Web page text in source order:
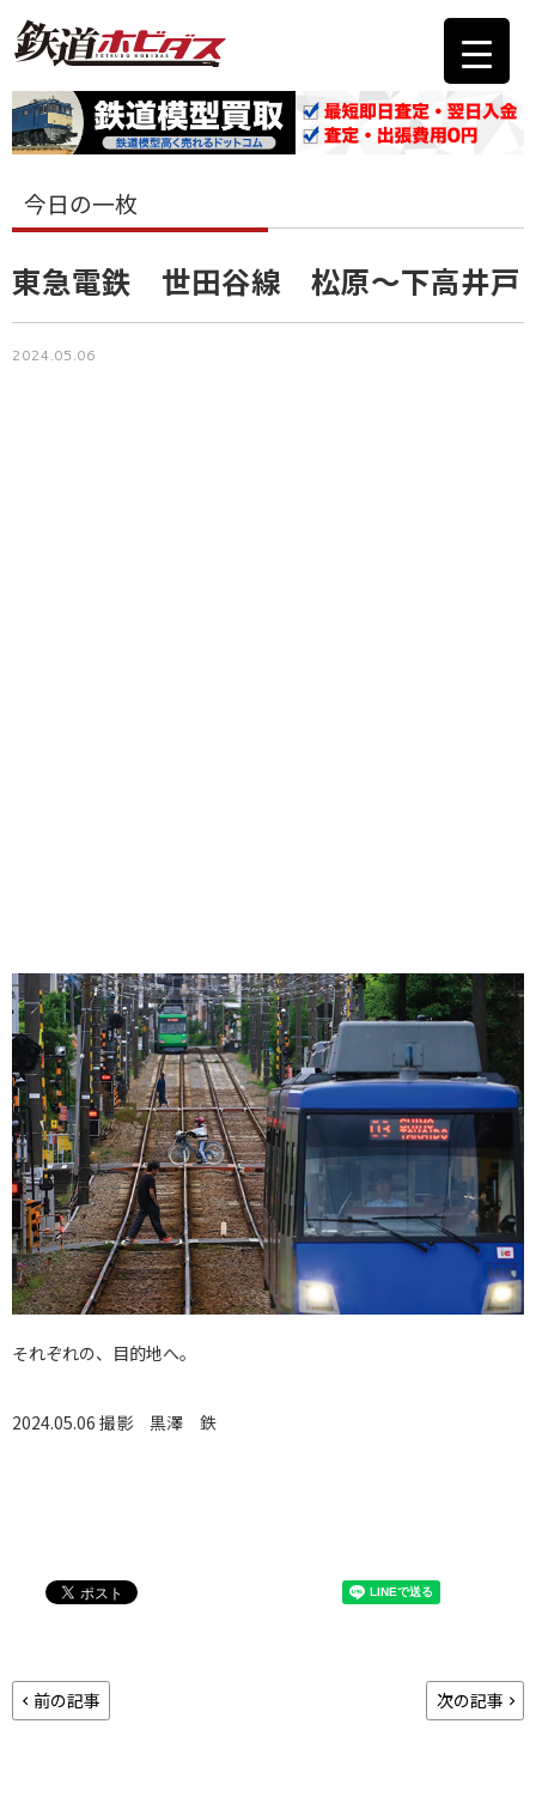
今日の一枚
東急電鉄 世田谷線 松原〜下高井戸
2024.05.06
それぞれの、目的地へ。
2024.05.06 撮影 黒澤 鉄
前の記事 次の記事